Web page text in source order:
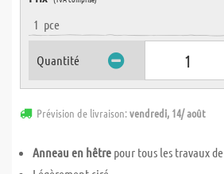
1 pce
Quantité
Prévision de livraison:vendredi, 14/ août
Anneau en hêtre pour tous les travaux de